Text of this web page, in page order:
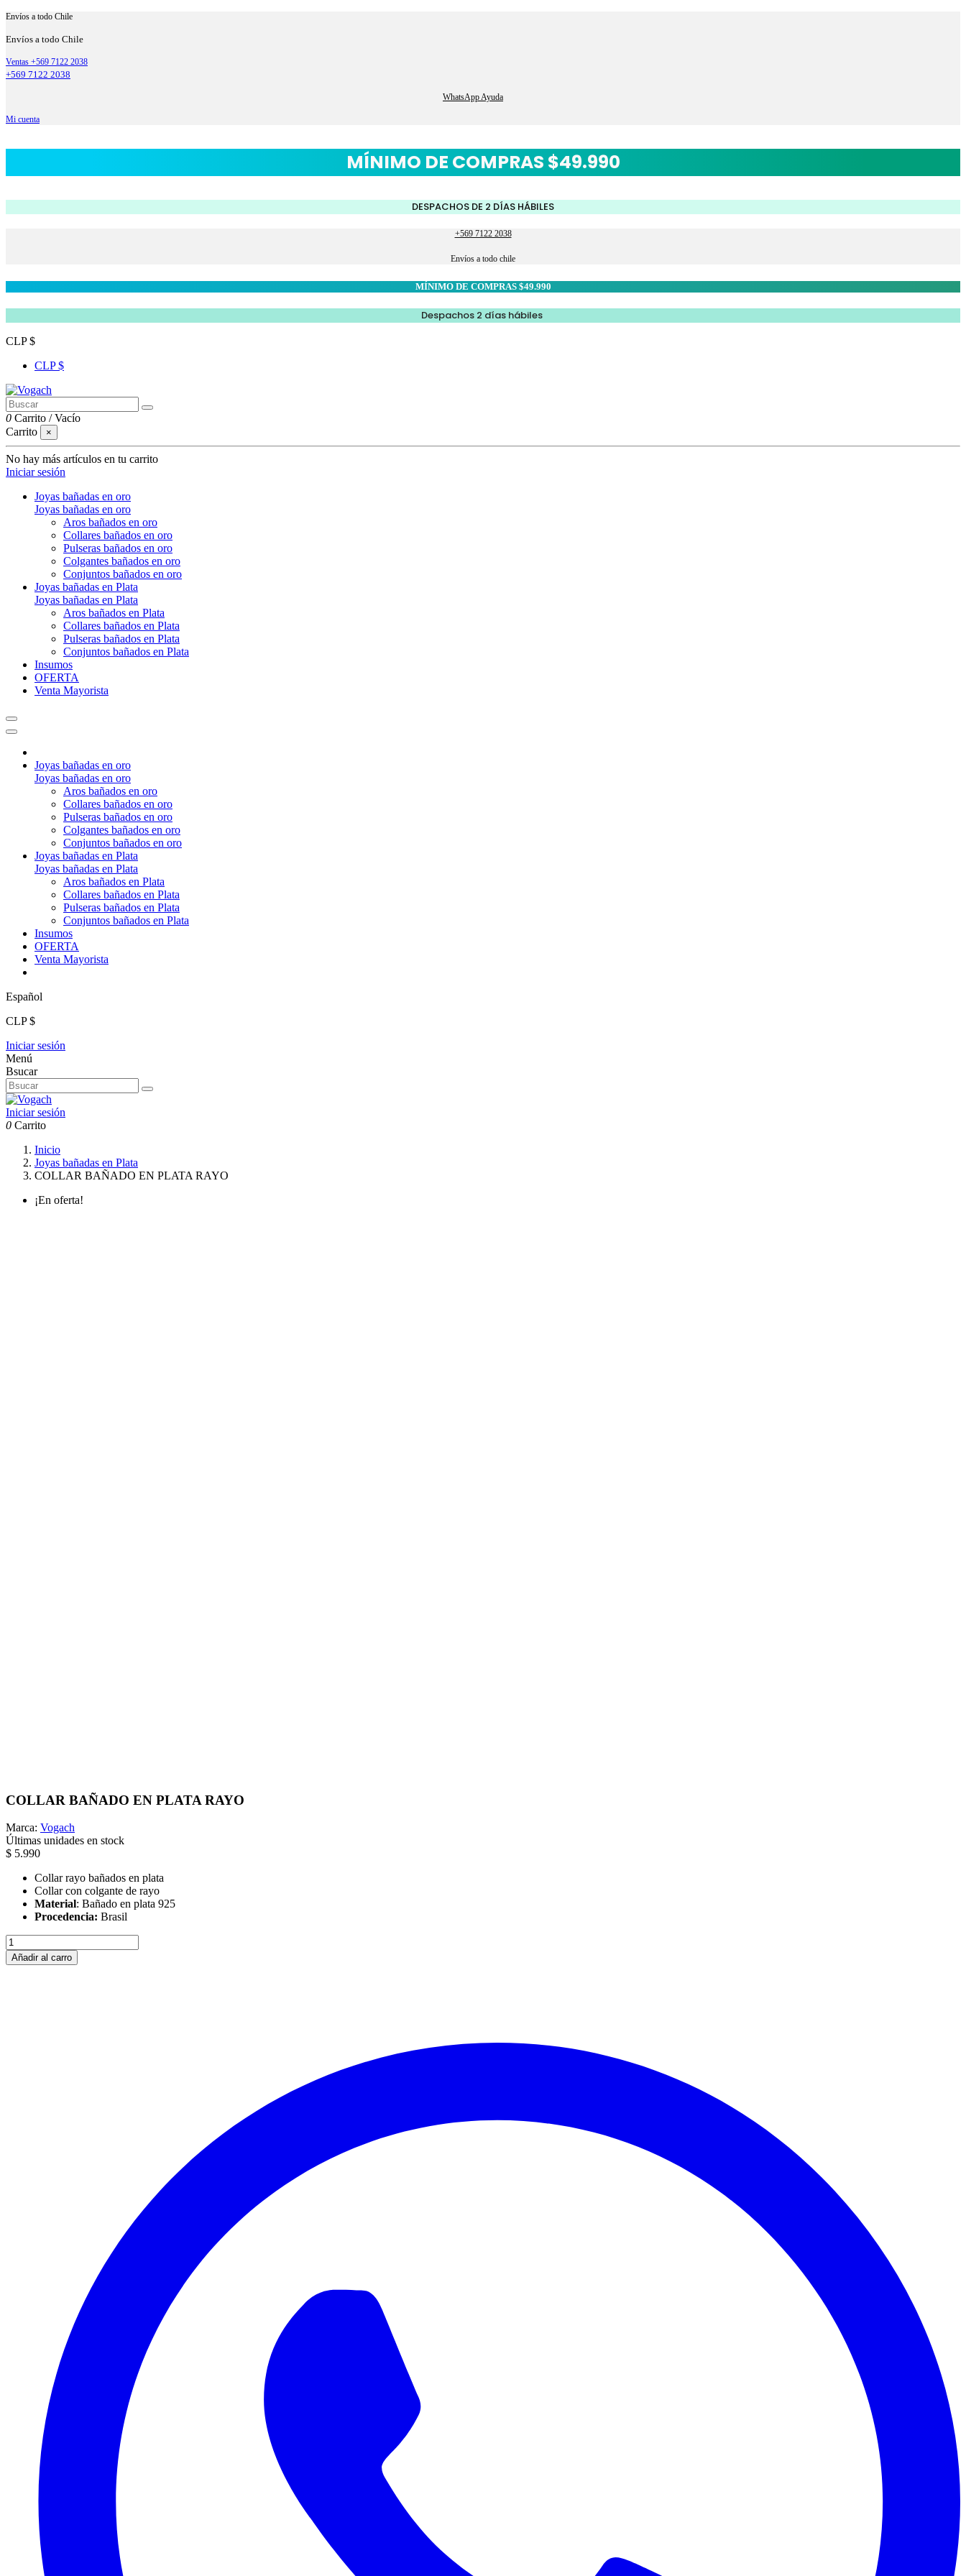
Envíos a todo Chile
Envíos a todo Chile
Ventas +569 7122 2038
+569 7122 2038
WhatsApp Ayuda
Mi cuenta
MÍNIMO DE COMPRAS $49.990
DESPACHOS DE 2 DÍAS HÁBILES
+569 7122 2038
Envíos a todo chile
MÍNIMO DE COMPRAS $49.990
Despachos 2 días hábiles
CLP $
CLP $
0 Carrito /Vacío
Carrito
×
No hay más artículos en tu carrito
Iniciar sesión
Joyas bañadas en oro
Joyas bañadas en oro
Aros bañados en oro
Collares bañados en oro
Pulseras bañados en oro
Colgantes bañados en oro
Conjuntos bañados en oro
Joyas bañadas en Plata
Joyas bañadas en Plata
Aros bañados en Plata
Collares bañados en Plata
Pulseras bañados en Plata
Conjuntos bañados en Plata
Insumos
OFERTA
Venta Mayorista
Joyas bañadas en oro
Joyas bañadas en oro
Aros bañados en oro
Collares bañados en oro
Pulseras bañados en oro
Colgantes bañados en oro
Conjuntos bañados en oro
Joyas bañadas en Plata
Joyas bañadas en Plata
Aros bañados en Plata
Collares bañados en Plata
Pulseras bañados en Plata
Conjuntos bañados en Plata
Insumos
OFERTA
Venta Mayorista
Español
CLP $
Iniciar sesión
Menú
Bsucar
Iniciar sesión
0 Carrito
Inicio
Joyas bañadas en Plata
COLLAR BAÑADO EN PLATA RAYO
¡En oferta!
COLLAR BAÑADO EN PLATA RAYO
Marca: Vogach
Últimas unidades en stock
$ 5.990
Collar rayo bañados en plata
Collar con colgante de rayo
Material: Bañado en plata 925
Procedencia: Brasil
Añadir al carro